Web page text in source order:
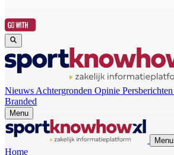
Nieuws Achtergronden Opinie Persberichten
Branded
Menu
Menu
Home